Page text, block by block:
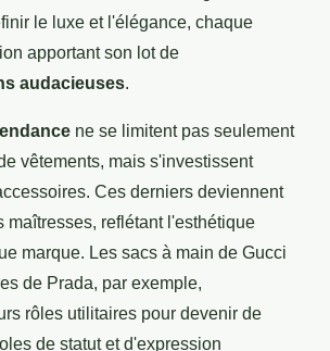
le luxe et l'élégance, chaque
apportant son lot de
audacieuses.
ne se limitent pas seulement
vêtements, mais s'investissent
Ces derniers deviennent
maîtresses, reflétant l'esthétique
marque. Les sacs à main de Gucci
de Prada, par exemple,
rôles utilitaires pour devenir de
de statut et d'expression